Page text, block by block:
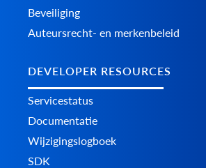
Beveiliging
Auteursrecht- en merkenbeleid
DEVELOPER RESOURCES
Servicestatus
Documentatie
Wijzigingslogboek
SDK